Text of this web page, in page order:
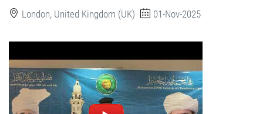
London, United Kingdom (UK) 01-Nov-2025